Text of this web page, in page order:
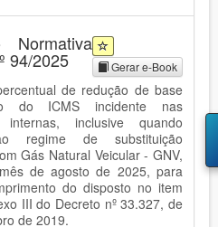
Normativa
94/2025 Gerar e-Book
de redução de base
do ICMS incidente nas
internas, inclusive quando
regime de substituição
Gás Natural Veicular - GNV,
de agosto de 2025, para
do disposto no item
III do Decreto nº 33.327, de
de 2019.